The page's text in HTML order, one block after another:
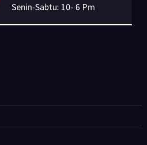
Senin-Sabtu: 10- 6 Pm